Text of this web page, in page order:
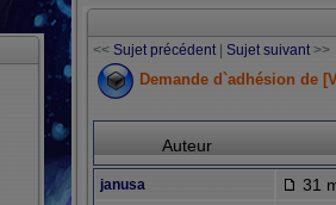
<< Sujet précédent| Sujet suivant>>
Demande d`adhésion de
Auteur
janusa 31